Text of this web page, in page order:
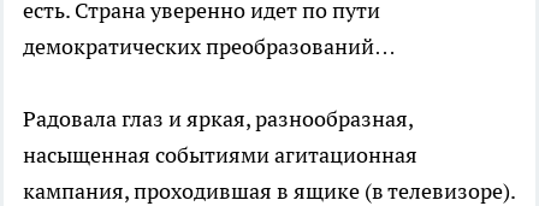
есть. Страна уверенно идет по пути
демократических преобразований…
Радовала глаз и яркая, разнообразная,
насыщенная событиями агитационная
кампания, проходившая в ящике (в телевизоре).